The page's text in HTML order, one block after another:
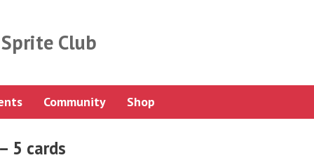
Club
Community Shop
5 cards